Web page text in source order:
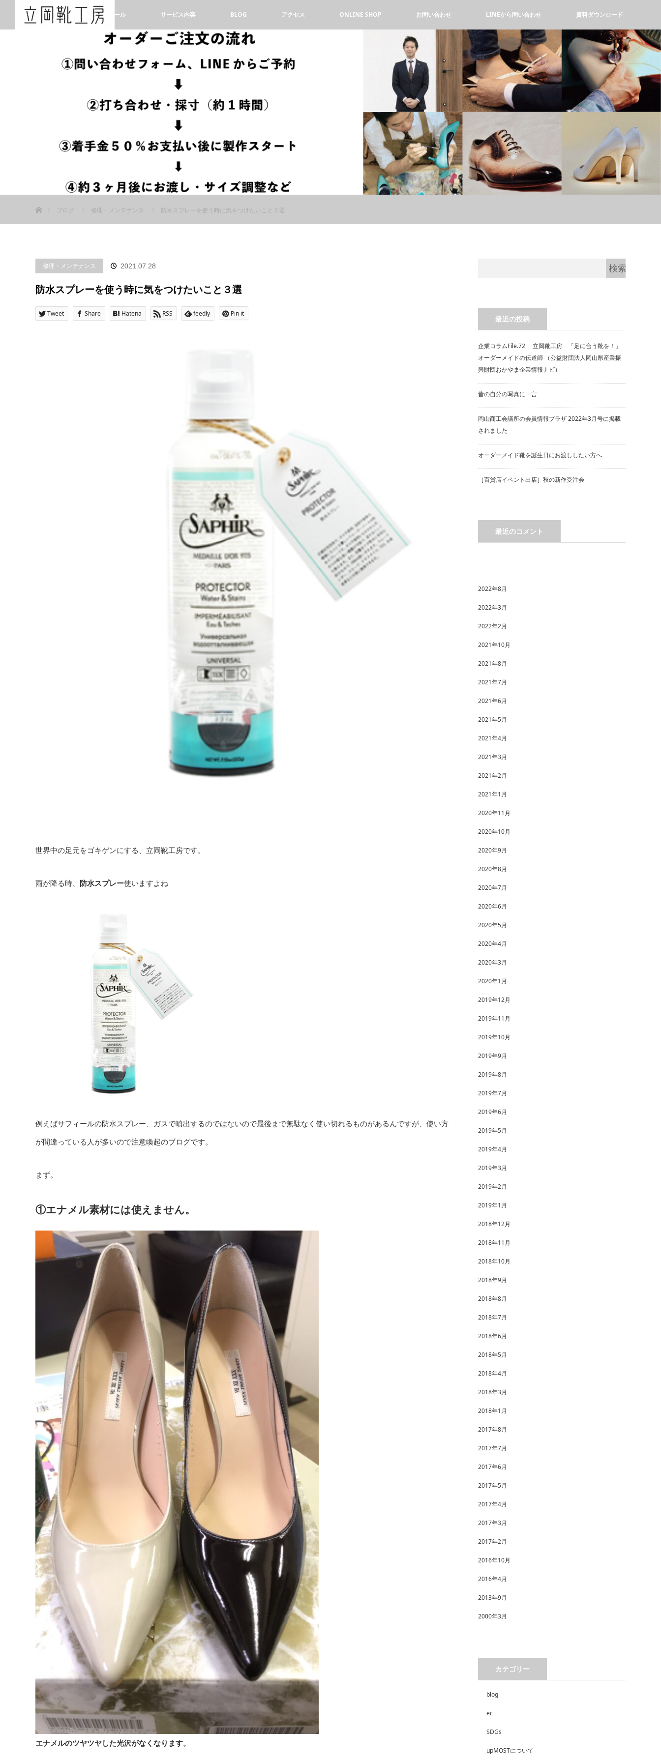
ホーム プロフィール サービス内容 BLOG アクセス ONLINE SHOP お問い合わせ LINEから問い合わせ 資料ダウンロード
ブログ
修理・メンテナンス 防水スプレーを使う時に気をつけたいこと３選
修理・メンテナンス 2021.07.28
防水スプレーを使う時に気をつけたいこと３選
Tweet Share Hatena RSS feedly Pin it
世界中の足元をゴキゲンにする、立岡靴工房です。
雨が降る時、 防水スプレー使いますよね
例えばサフィールの防水スプレー、ガスで噴出するのではないので最後まで無駄なく使い切れるものがあるんですが、使い方
が間違っている人が多いので注意喚起のブログです。
まず。
①エナメル素材には使えません。
エナメルのツヤツヤした光沢がなくなります。
最近の投稿
企業コラムFile.72 立岡靴工房 「足に合う靴を！」
オーダーメイドの伝道師 （公益財団法人岡山県産業振
興財団おかやま企業情報ナビ）
昔の自分の写真に一言
岡山商工会議所の会員情報プラザ 2022年3月号に掲載
されました
オーダーメイド靴を誕生日にお渡ししたい方へ
［百貨店イベント出店］秋の新作受注会
最近のコメント
2022年8月
2022年3月
2022年2月
2021年10月
2021年8月
2021年7月
2021年6月
2021年5月
2021年4月
2021年3月
2021年2月
2021年1月
2020年11月
2020年10月
2020年9月
2020年8月
2020年7月
2020年6月
2020年5月
2020年4月
2020年3月
2020年1月
2019年12月
2019年11月
2019年10月
2019年9月
2019年8月
2019年7月
2019年6月
2019年5月
2019年4月
2019年3月
2019年2月
2019年1月
2018年12月
2018年11月
2018年10月
2018年9月
2018年8月
2018年7月
2018年6月
2018年5月
2018年4月
2018年3月
2018年1月
2017年8月
2017年7月
2017年6月
2017年5月
2017年4月
2017年3月
2017年2月
2016年10月
2016年4月
2013年9月
2000年3月
カテゴリー
blog
ec
SDGs
upMOSTについて